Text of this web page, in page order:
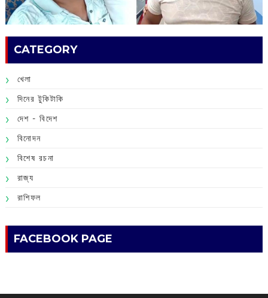
CATEGORY
খেলা
দিনের টুকিটাকি
দেশ - বিদেশ
বিনোদন
বিশেষ রচনা
রাজ্য
রাশিফল
FACEBOOK PAGE